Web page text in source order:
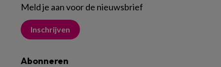
Meld je aan voor de nieuwsbrief
Inschrijven
Abonneren